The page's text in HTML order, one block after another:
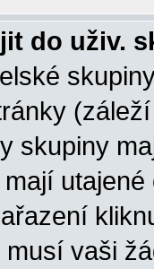
do uživ.
skupiny
vaši